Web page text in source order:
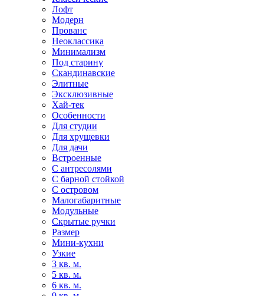
Лофт
Модерн
Прованс
Неоклассика
Минимализм
Под старину
Скандинавские
Элитные
Эксклюзивные
Хай-тек
Особенности
Для студии
Для хрущевки
Для дачи
Встроенные
С антресолями
С барной стойкой
С островом
Малогабаритные
Модульные
Скрытые ручки
Размер
Мини-кухни
Узкие
3 кв. м.
5 кв. м.
6 кв. м.